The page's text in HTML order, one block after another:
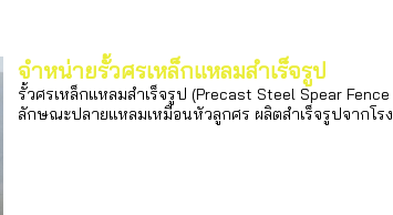
จำหน่ายรั้วศรเหล็กแหลมสำเร็จรูป
รั้วศรเหล็กแหลมสำเร็จรูป (Precast Steel Spear
ลักษณะปลายแหลมเหมือนหัวลูกศร ผลิตสำเร็จรูปจากโร